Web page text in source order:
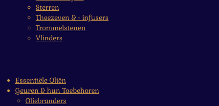
Sterren
Theezeven & - infusers
Trommelstenen
Vlinders
Essentiële Oliën
Geuren & hun Toebehoren
Oliebranders